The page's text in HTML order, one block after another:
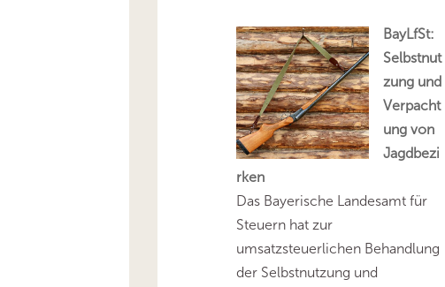
BayLfSt:
Selbstnut
zung und
Verpacht
ung von
Jagdbezi
rken
Das Bayerische Landesamt für
Steuern hat zur
umsatzsteuerlichen Behandlung
der Selbstnutzung und